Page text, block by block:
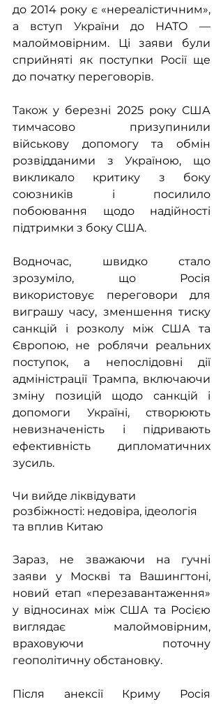
до 2014 року є «нереалістичним»,
а вступ України до НАТО —
малоймовірним. Ці заяви були
сприйняті як поступки Росії ще
до початку переговорів.
Також у березні 2025 року США
тимчасово призупинили
військову допомогу та обмін
розвідданими з Україною, що
викликало критику з боку
союзників і посилило
побоювання щодо надійності
підтримки з боку США.
Водночас, швидко стало
зрозуміло, що Росія
використовує переговори для
виграшу часу, зменшення тиску
санкцій і розколу між США та
Європою, не роблячи реальних
поступок, а непослідовні дії
адміністрації Трампа, включаючи
зміну позицій щодо санкцій і
допомоги Україні, створюють
невизначеність і підривають
ефективність дипломатичних
зусиль.
Чи вийде ліквідувати
розбіжності: недовіра, ідеологія
та вплив Китаю
Зараз, не зважаючи на гучні
заяви у Москві та Вашингтоні,
новий етап «перезавантаження»
у відносинах між США та Росією
виглядає малоймовірним,
враховуючи поточну
геополітичну обстановку.
Після анексії Криму Росія